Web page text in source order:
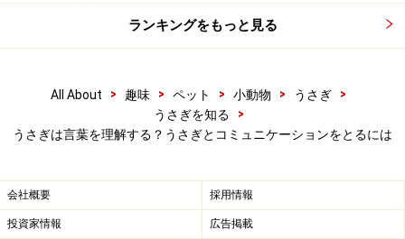
うさぎとの会話は、お互いの体の動きや、人間の声の抑
揚、その場の雰囲気なども重要な要素です。
ります。うさぎが嬉しいときは「ひねりジャンプ」をし
たり、人の足元をくるくる回って、応えてくれる時があ
ランキングをもっと見る
All About > 趣味 > ペット > 小動物 > うさぎ
>
うさぎを知る
>
うさぎは言葉を理解する？うさぎとコミュニケーションをとるには
会社概要 採用情報
投資家情報 広告掲載